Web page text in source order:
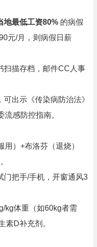
地最低工资80% 的病假
元/月，则病假日薪
扫描存档，邮件CC人事
可出示《传染病防治法》
感防控指南。
用）+布洛芬（退烧）
门把手/手机，开窗通风3
kg体重（如60kg者需
素D补充剂。